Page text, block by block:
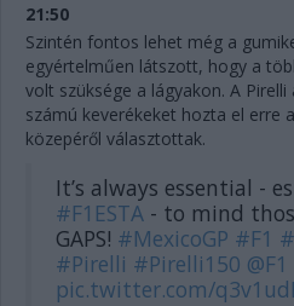
21:50
Szintén fontos lehet még a
egyértelműen látszott, hogy a
volt szüksége a lágyakon. A
számú keverékeket hozta el erre
közepéről választottak.
It’s always essential -
#F1ESTA - to mind
GAPS! #MexicoGP #F1
#Pirelli #Pirelli150 @F1
pic.twitter.com/